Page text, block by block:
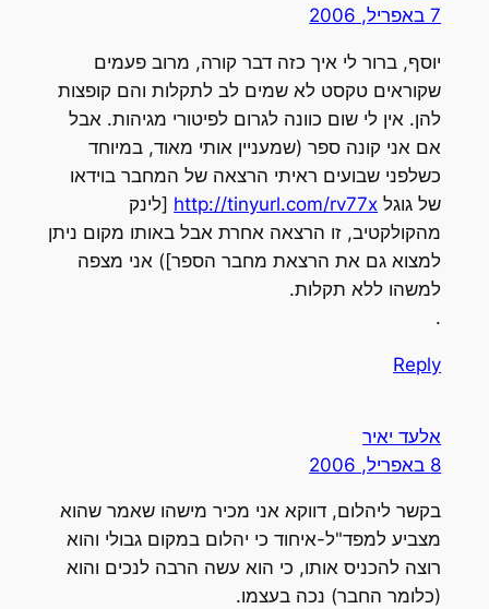
7 באפריל, 2006
יוסף, ברור לי איך כזה דבר קורה, מרוב פעמים
שקוראים טקסט לא שמים לב לתקלות והם קופצות
להן. אין לי שום כוונה לגרום לפיטורי מגיהות. אבל
אם אני קונה ספר (שמעניין אותי מאוד, במיוחד
כשלפני שבועים ראיתי הרצאה של המחבר בוידאו
של גוגל http://tinyurl.com/rv77x [לינק
מהקולקטיב, זו הרצאה אחרת אבל באותו מקום ניתן
למצוא גם את הרצאת מחבר הספר]) אני מצפה
למשהו ללא תקלות.
.
Reply
אלעד יאיר
8 באפריל, 2006
בקשר ליהלום, דווקא אני מכיר מישהו שאמר שהוא
מצביע למפד"ל-איחוד כי יהלום במקום גבולי והוא
רוצה להכניס אותו, כי הוא עשה הרבה לנכים והוא
(כלומר החבר) נכה בעצמו.